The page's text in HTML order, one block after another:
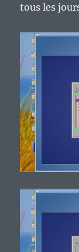
tous les